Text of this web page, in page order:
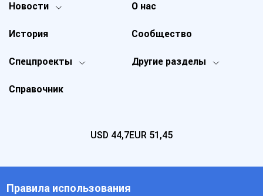
Новости
Спецпроекты Другие разделы
История
О нас
Справочник
Сообщество
USD 44,7EUR 51,45
Правила использования